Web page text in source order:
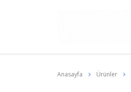
Anasayfa Ürünler